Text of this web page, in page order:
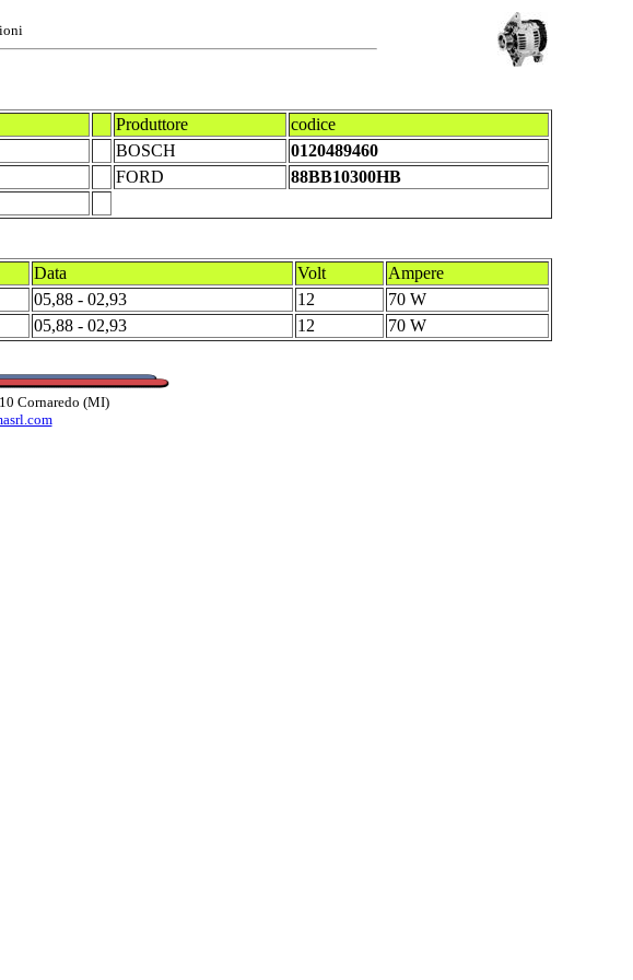
Produttore
codice
BOSCH
0120489460
FORD
88BB10300HB
Data Volt
Ampere
05,88 - 02,93 12
70 W
05,88 - 02,93 12 70 W
Cornaredo (MI)